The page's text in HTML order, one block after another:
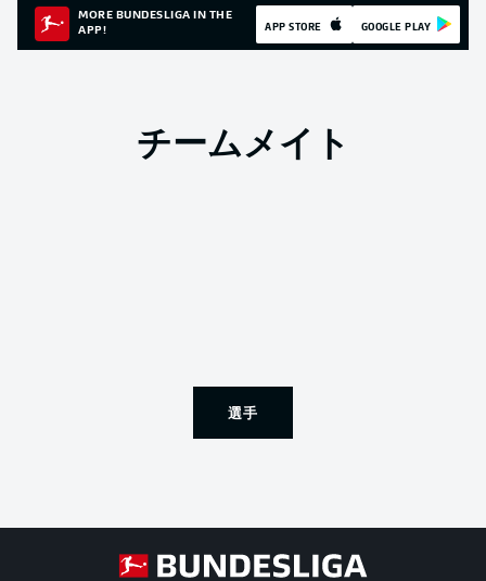
MORE BUNDESLIGA IN THE
APP!
APP STORE GOOGLE PLAY
チームメイト
選手